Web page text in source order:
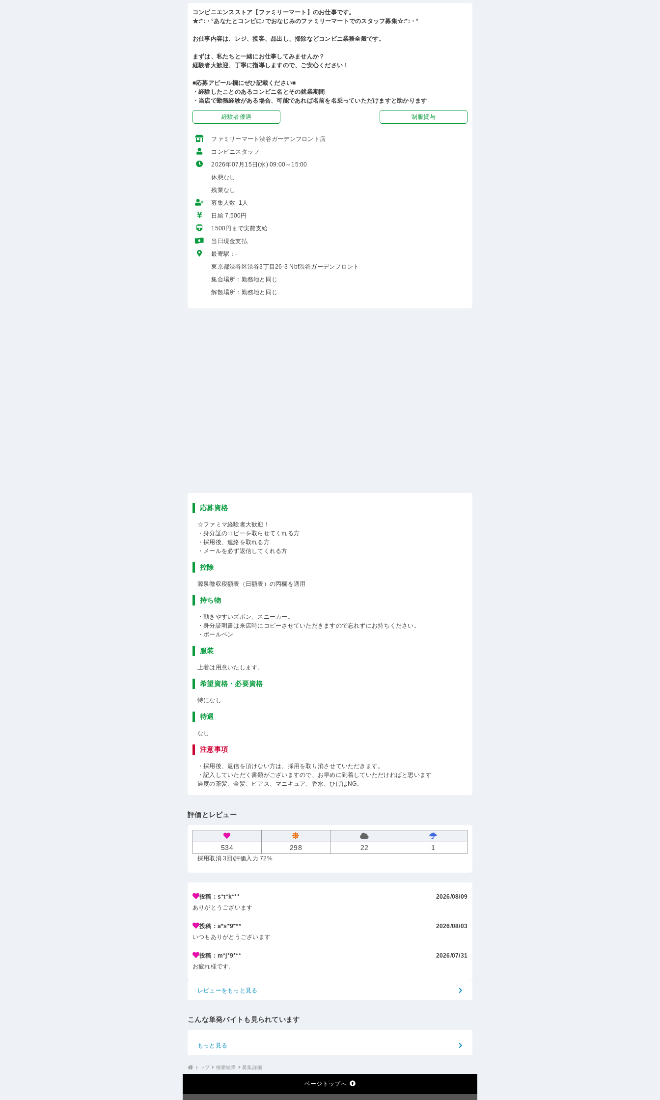
コンビニエンスストア【ファミリーマート】のお仕事です。
★:*:・°あなたとコンビに♪でおなじみのファミリーマートでのスタッフ募集☆:*:・°
お仕事内容は、レジ、接客、品出し、掃除などコンビニ業務全般です。
まずは、私たちと一緒にお仕事してみませんか？
経験者大歓迎、丁寧に指導しますので、ご安心ください！
■応募アピール欄にぜひ記載ください■
・経験したことのあるコンビニ名とその就業期間
・当店で勤務経験がある場合、可能であれば名前を名乗っていただけますと助かります
経験者優遇 制服貸与
ファミリーマート渋谷ガーデンフロント店
コンビニスタッフ
2026年07月15日(水) 09:00～15:00
休憩なし
残業なし
募集人数 1人
日給 7,500円
1500円まで実費支給
当日現金支払
最寄駅：-
東京都渋谷区渋谷3丁目26-3 Nbf渋谷ガーデンフロント
集合場所：勤務地と同じ
解散場所：勤務地と同じ
応募資格
☆ファミマ経験者大歓迎！
・身分証のコピーを取らせてくれる方
・採用後、連絡を取れる方
・メールを必ず返信してくれる方
控除
源泉徴収税額表（日額表）の丙欄を適用
持ち物
・動きやすいズボン、スニーカー。
・身分証明書は来店時にコピーさせていただきますので忘れずにお持ちください。
・ボールペン
服装
上着は用意いたします。
希望資格・必要資格
特になし
待遇
なし
注意事項
・採用後、返信を頂けない方は、採用を取り消させていただきます。
・記入していただく書類がございますので、お早めに到着していただければと思います
過度の茶髪、金髪、ピアス、マニキュア、香水、ひげはNG。
評価とレビュー
534 298 22 1
採用取消 3回 /評価入力 72%
投稿：s*t*k***
2026/08/09
ありがとうございます
投稿：a*s*9***
2026/08/03
いつもありがとうございます
投稿：m*j*9***
2026/07/31
お疲れ様です。
レビューをもっと見る
こんな単発バイトも見られています
もっと見る
トップ 検索結果 募集詳細
ページトップへ